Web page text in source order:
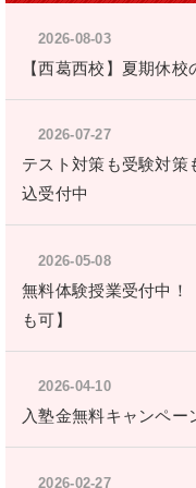
2026-08-03
【西葛西校】夏期休校
2026-07-27
テスト対策も受験対策
込受付中
2026-05-08
無料体験授業受付中！
も可】
2026-04-10
入塾金無料キャンペー
2026-02-27